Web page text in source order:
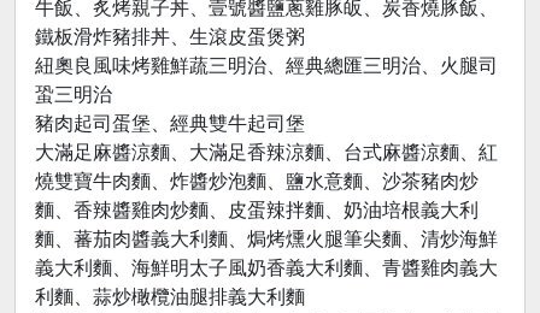
牛飯、炙烤親子丼、壹號醬鹽蔥雞豚皈、炭香燒豚飯、
鐵板滑炸豬排丼、生滾皮蛋煲粥
紐奧良風味烤雞鮮蔬三明治、經典總匯三明治、火腿司
蛩三明治
豬肉起司蛋堡、經典雙牛起司堡
大滿足麻醬涼麵、大滿足香辣涼麵、台式麻醬涼麵、紅
燒雙寶牛肉麵、炸醬炒泡麵、鹽水意麵、沙茶豬肉炒
麵、香辣醬雞肉炒麵、皮蛋辣拌麵、奶油培根義大利
麵、蕃茄肉醬義大利麵、焗烤燻火腿筆尖麵、清炒海鮮
義大利麵、海鮮明太子風奶香義大利麵、青醬雞肉義大
利麵、蒜炒橄欖油腿排義大利麵